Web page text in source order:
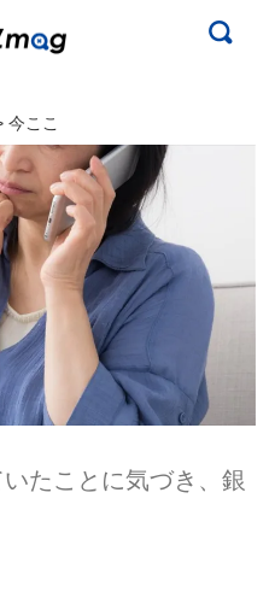
今ここ
たことに気づき、銀